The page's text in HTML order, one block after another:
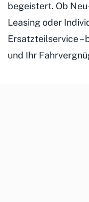
begeistert. Ob
Leasing oder
Ersatzteilservice –
und Ihr